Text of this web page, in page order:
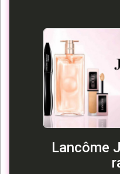
Lancôme